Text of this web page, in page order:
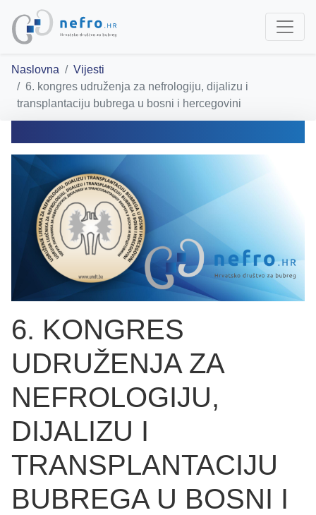
Naslovna
Vijesti
6. kongres udruženja za nefrologiju, dijalizu i
transplantaciju bubrega u bosni i hercegovini
6. KONGRES
UDRUŽENJA ZA
NEFROLOGIJU,
DIJALIZU I
TRANSPLANTACIJU
BUBREGA U BOSNI I